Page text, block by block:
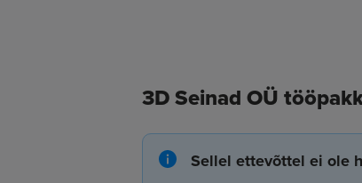
3D Seinad OÜ
Sellel ettevõttel ei ole